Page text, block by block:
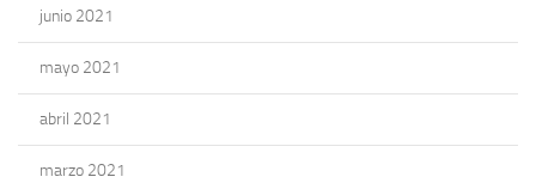
junio 2021
mayo 2021
abril 2021
marzo 2021